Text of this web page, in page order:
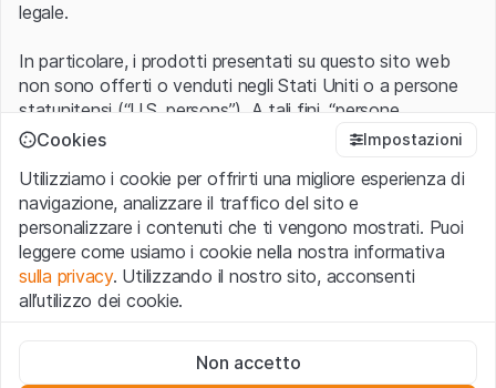
legale.
In particolare, i prodotti presentati su questo sito web
non sono offerti o venduti negli Stati Uniti o a persone
statunitensi (“U.S. persons”). A tali fini, “persone
statunitensi” vanno intese nel significato ad esse ascritto
1933 che include le persone residenti negli Stati Uniti
d’America, le società per azioni e le altre forme societarie
americane.
Condizioni di utilizzo e informazioni legali
Con l’accesso al sito web (di seguito, il “Sito”) si dichiara
avvertenze importanti e le condizioni di utilizzo ivi rese
Cookies Impostazioni
Utilizziamo i cookie per offrirti una migliore esperienza di
navigazione, analizzare il traffico del sito e
personalizzare i contenuti che ti vengono mostrati. Puoi
leggere come usiamo i cookie nella nostra informativa
sulla privacy. Utilizzando il nostro sito, acconsenti
all’utilizzo dei cookie.
Questi cookie sono necessari per il funzionamento del sito
Non accetto